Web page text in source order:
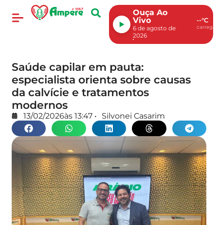
Ouça Ao
Vivo
6 de agosto de
2026
--°C
Saúde capilar em pauta:
especialista orienta sobre causas
da calvície e tratamentos
modernos
13/02/2026às 13:47 • Silvonei Casarim